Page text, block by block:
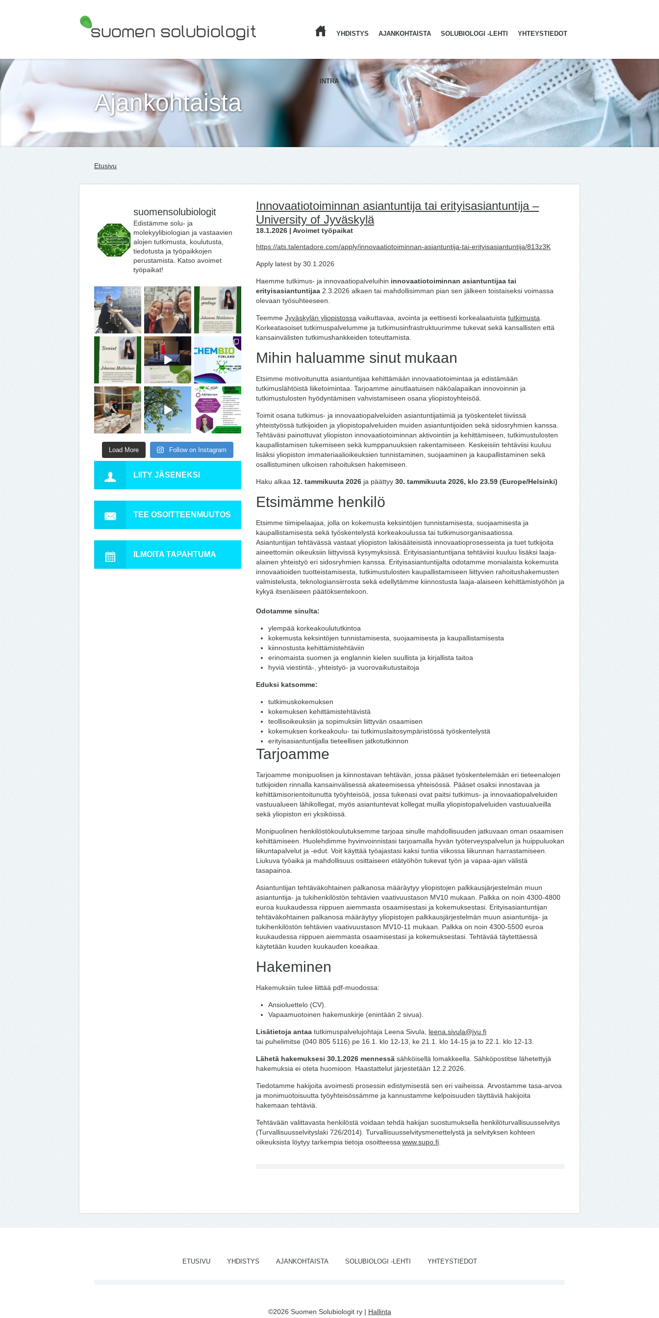
YHDISTYS AJANKOHTAISTA SOLUBIOLOGI -LEHTI YHTEYSTIEDOT
INTRA
Ajankohtaista
Etusivu
suomensolubiologit
Edistämme solu- ja
molekyylibiologian ja vastaavien
alojen tutkimusta, koulutusta,
tiedotusta ja työpaikkojen
perustamista. Katso avoimet
työpaikat!
Load More Follow on Instagram
LIITY JÄSENEKSI
TEE OSOITTEENMUUTOS
ILMOITA TAPAHTUMA
Innovaatiotoiminnan asiantuntija tai erityisasiantuntija –
University of Jyväskylä
18.1.2026 | Avoimet työpaikat
https://ats.talentadore.com/apply/innovaatiotoiminnan-asiantuntija-tai-erityisasiantuntija/813z3K
Apply latest by 30.1.2026
Haemme tutkimus- ja innovaatiopalveluihin innovaatiotoiminnan asiantuntijaa tai
erityisasiantuntijaa 2.3.2026 alkaen tai mahdollisimman pian sen jälkeen toistaiseksi voimassa
olevaan työsuhteeseen.
Teemme Jyväskylän yliopistossa vaikuttavaa, avointa ja eettisesti korkealaatuista tutkimusta
Korkeatasoiset tutkimuspalvelumme ja tutkimusinfrastruktuurimme tukevat sekä kansallisten että
kansainvälisten tutkimushankkeiden toteuttamista.
Mihin haluamme sinut mukaan
Etsimme motivoitunutta asiantuntijaa kehittämään innovaatiotoimintaa ja edistämään
tutkimuslähtöistä liiketoimintaa. Tarjoamme ainutlaatuisen näköalapaikan innovoinnin ja
tutkimustulosten hyödyntämisen vahvistamiseen osana yliopistoyhteisöä.
Toimit osana tutkimus- ja innovaatiopalveluiden asiantuntijatiimiä ja työskentelet tiiviissä
yhteistyössä tutkijoiden ja yliopistopalveluiden muiden asiantuntijoiden sekä sidosryhmien kanssa.
Tehtäväsi painottuvat yliopiston innovaatiotoiminnan aktivointiin ja kehittämiseen, tutkimustulosten
kaupallistamisen tukemiseen sekä kumppanuuksien rakentamiseen. Keskeisiin tehtäviisi kuuluu
lisäksi yliopiston immateriaalioikeuksien tunnistaminen, suojaaminen ja kaupallistaminen sekä
osallistuminen ulkoisen rahoituksen hakemiseen.
Haku alkaa 12. tammikuuta 2026 ja päättyy 30. tammikuuta 2026, klo 23.59 (Europe/Helsinki)
Etsimämme henkilö
Etsimme tiimipelaajaa, jolla on kokemusta keksintöjen tunnistamisesta, suojaamisesta ja
kaupallistamisesta sekä työskentelystä korkeakoulussa tai tutkimusorganisaatiossa.
Asiantuntijan tehtävässä vastaat yliopiston lakisääteisistä innovaatioprosesseista ja tuet tutkijoita
aineettomiin oikeuksiin liittyvissä kysymyksissä. Erityisasiantuntijana tehtäviisi kuuluu lisäksi laaja-
alainen yhteistyö eri sidosryhmien kanssa. Erityisasiantuntijalta odotamme monialaista kokemusta
innovaatioiden tuotteistamisesta, tutkimustulosten kaupallistamiseen liittyvien rahoitushakemusten
valmistelusta, teknologiansiirrosta sekä edellytämme kiinnostusta laaja-alaiseen kehittämistyöhön ja
kykyä itsenäiseen päätöksentekoon.
Odotamme sinulta:
ylempää korkeakoulututkintoa
kokemusta keksintöjen tunnistamisesta, suojaamisesta ja kaupallistamisesta
kiinnostusta kehittämistehtäviin
erinomaista suomen ja englannin kielen suullista ja kirjallista taitoa
hyviä viestintä-, yhteistyö- ja vuorovaikutustaitoja
Eduksi katsomme:
tutkimuskokemuksen
kokemuksen kehittämistehtävistä
teollisoikeuksiin ja sopimuksiin liittyvän osaamisen
kokemuksen korkeakoulu- tai tutkimuslaitosympäristössä työskentelystä
erityisasiantuntijalla tieteellisen jatkotutkinnon
Tarjoamme
Tarjoamme monipuolisen ja kiinnostavan tehtävän, jossa pääset työskentelemään eri tieteenalojen
tutkijoiden rinnalla kansainvälisessä akateemisessa yhteisössä. Pääset osaksi innostavaa ja
kehittämisorientoitunutta työyhteisöä, jossa tukenasi ovat paitsi tutkimus- ja innovaatiopalveluiden
vastuualueen lähikollegat, myös asiantuntevat kollegat muilla yliopistopalveluiden vastuualueilla
sekä yliopiston eri yksiköissä.
Monipuolinen henkilöstökoulutuksemme tarjoaa sinulle mahdollisuuden jatkuvaan oman osaamisen
kehittämiseen. Huolehdimme hyvinvoinnistasi tarjoamalla hyvän työterveyspalvelun ja huippuluokan
liikuntapalvelut ja -edut. Voit käyttää työajastasi kaksi tuntia viikossa liikunnan harrastamiseen.
Liukuva työaika ja mahdollisuus osittaiseen etätyöhön tukevat työn ja vapaa-ajan välistä
tasapainoa.
Asiantuntijan tehtäväkohtainen palkanosa määräytyy yliopistojen palkkausjärjestelmän muun
asiantuntija- ja tukihenkilöstön tehtävien vaativuustason MV10 mukaan. Palkka on noin 4300-4800
euroa kuukaudessa riippuen aiemmasta osaamisestasi ja kokemuksestasi. Erityisasiantuntijan
tehtäväkohtainen palkanosa määräytyy yliopistojen palkkausjärjestelmän muun asiantuntija- ja
tukihenkilöstön tehtävien vaativuustason MV10-11 mukaan. Palkka on noin 4300-5500 euroa
kuukaudessa riippuen aiemmasta osaamisestasi ja kokemuksestasi. Tehtävää täytettäessä
käytetään kuuden kuukauden koeaikaa.
Hakeminen
Hakemuksiin tulee liittää pdf-muodossa:
Ansioluettelo (CV).
Vapaamuotoinen hakemuskirje (enintään 2 sivua).
Lisätietoja antaa tutkimuspalvelujohtaja Leena Sivula, leena.sivula@jyu.fi
tai puhelimitse (040 805 5116) pe 16.1. klo 12-13, ke 21.1. klo 14-15 ja to 22.1. klo 12-13.
Lähetä hakemuksesi 30.1.2026 mennessä sähköisellä lomakkeella. Sähköpostitse lähetettyjä
hakemuksia ei oteta huomioon. Haastattelut järjestetään 12.2.2026.
Tiedotamme hakijoita avoimesti prosessin edistymisestä sen eri vaiheissa. Arvostamme tasa-arvoa
ja monimuotoisuutta työyhteisössämme ja kannustamme kelpoisuuden täyttäviä hakijoita
hakemaan tehtäviä.
Tehtävään valittavasta henkilöstä voidaan tehdä hakijan suostumuksella henkilöturvallisuusselvitys
(Turvallisuusselvityslaki 726/2014). Turvallisuusselvitysmenettelystä ja selvityksen kohteen
oikeuksista löytyy tarkempia tietoja osoitteessa www.supo.fi
ETUSIVU YHDISTYS AJANKOHTAISTA SOLUBIOLOGI -LEHTI YHTEYSTIEDOT
©2026 Suomen Solubiologit ry | Hallinta